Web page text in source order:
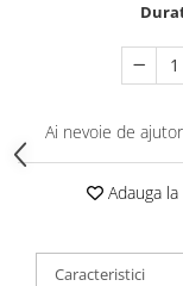
Ai nevoie de
Adauga la
Caracteristici